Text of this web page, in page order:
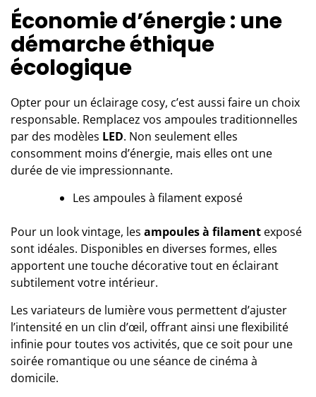
Économie d’énergie : une
démarche éthique
écologique
Opter pour un éclairage cosy, c’est aussi faire un choix
responsable. Remplacez vos ampoules traditionnelles
par des modèles LED. Non seulement elles
consomment moins d’énergie, mais elles ont une
durée de vie impressionnante.
Les ampoules à filament exposé
Pour un look vintage, les ampoules à filament exposé
sont idéales. Disponibles en diverses formes, elles
apportent une touche décorative tout en éclairant
subtilement votre intérieur.
Les variateurs de lumière vous permettent d’ajuster
l’intensité en un clin d’œil, offrant ainsi une flexibilité
infinie pour toutes vos activités, que ce soit pour une
soirée romantique ou une séance de cinéma à
domicile.